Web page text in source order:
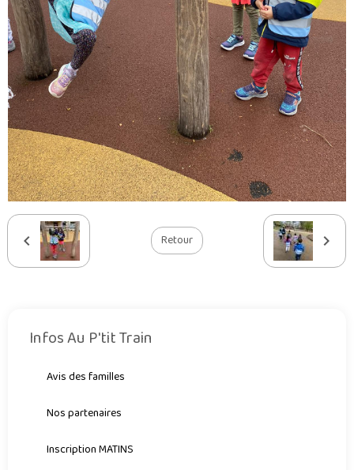
Retour
Infos Au P'tit Train
Avis des familles
Nos partenaires
Inscription MATINS